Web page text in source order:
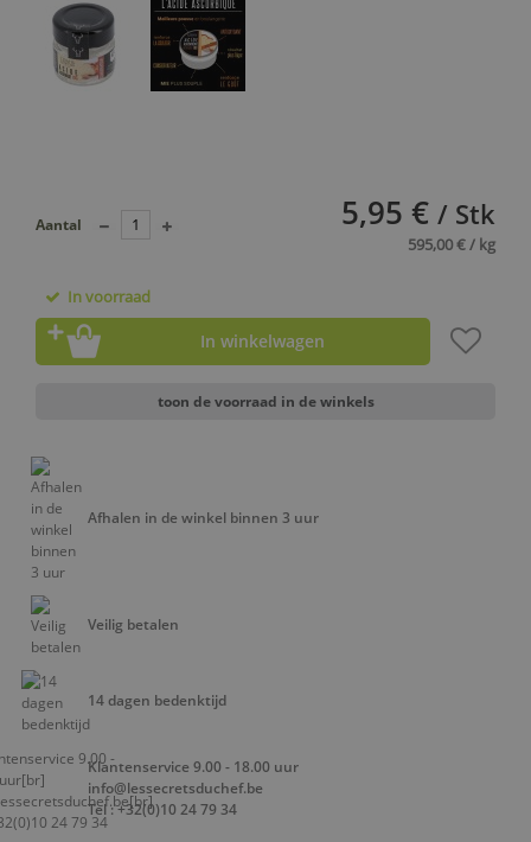
5,95 € / Stk
595,00 € / kg
Aantal
In voorraad
In winkelwagen
toon de voorraad in de winkels
Afhalen in de winkel binnen 3 uur
Veilig betalen
14 dagen bedenktijd
Klantenservice 9.00 - 18.00 uur
info@lessecretsduchef.be
Tel : +32(0)10 24 79 34